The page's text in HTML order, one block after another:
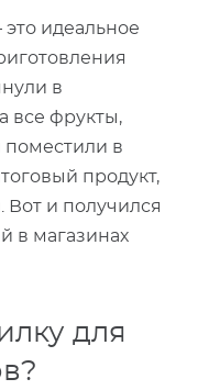
это идеальное
в
все фрукты,
поместили в
продукт,
Вот и получился
в магазинах
для